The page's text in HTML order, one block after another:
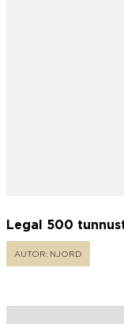
Legal 500
AUTOR: NJORD